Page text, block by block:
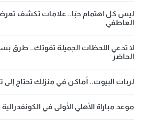
ليس كل اهتمام حبًا.. علامات تكشف
العاطفي
لا تدعي اللحظات الجميلة تفوتك.. طرق
الحاضر
لربات البيوت.. أماكن في منزلك تحتاج
موعد مباراة الأهلي الأولى في الكونفدرالية